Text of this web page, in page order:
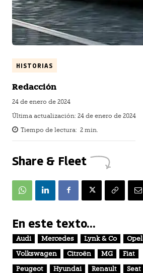
HISTORIAS
Redacción
24 de enero de 2024
Última actualización: 24 de enero de 2024
Tiempo de lectura: 2 min.
Share & Fleet
En este texto...
Audi Mercedes Lynk & Co
Opel
Volkswagen
Citroën MG
Fiat
Peugeot
Hyundai Renault Seat